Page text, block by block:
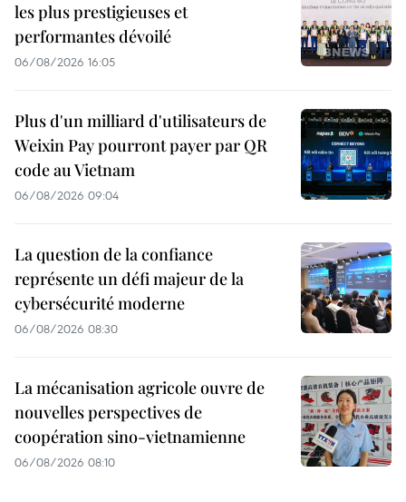
les plus prestigieuses et
performantes dévoilé
06/08/2026 16:05
Plus d'un milliard d'utilisateurs de
Weixin Pay pourront payer par QR
code au Vietnam
06/08/2026 09:04
La question de la confiance
représente un défi majeur de la
cybersécurité moderne
06/08/2026 08:30
La mécanisation agricole ouvre de
nouvelles perspectives de
coopération sino-vietnamienne
06/08/2026 08:10